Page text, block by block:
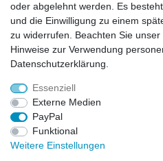
Im Zusammenhang mit dem Vertrieb von
Geräten, die Batterien enthalten, sind wir
hinzuweisen:
Sie sind zur Rückgabe gebrauchter
verpflichtet. Sie können Altbatterien, die
(Versandadresse) zurückgeben. Die auf
haben folgende Bedeutung:
Das Symbol der durchgekreuzten
in den Hausmüll gegeben werden darf.
Pb = Batterie enthält mehr als 0,004
Cd = Batterie enthält mehr als 0,002
Hg = Batterie enthält mehr als 0,0005
Bitte beachten Sie die vorstehenden
oder abgelehnt werden. Es
und die Einwilligung zu einem
zu widerrufen. Beachten Sie unser
Hinweise zur Verwendung
Daten­schutz­erklärung
Essenziell
Externe Medien
PayPal
Funktional
Weitere Einstellungen